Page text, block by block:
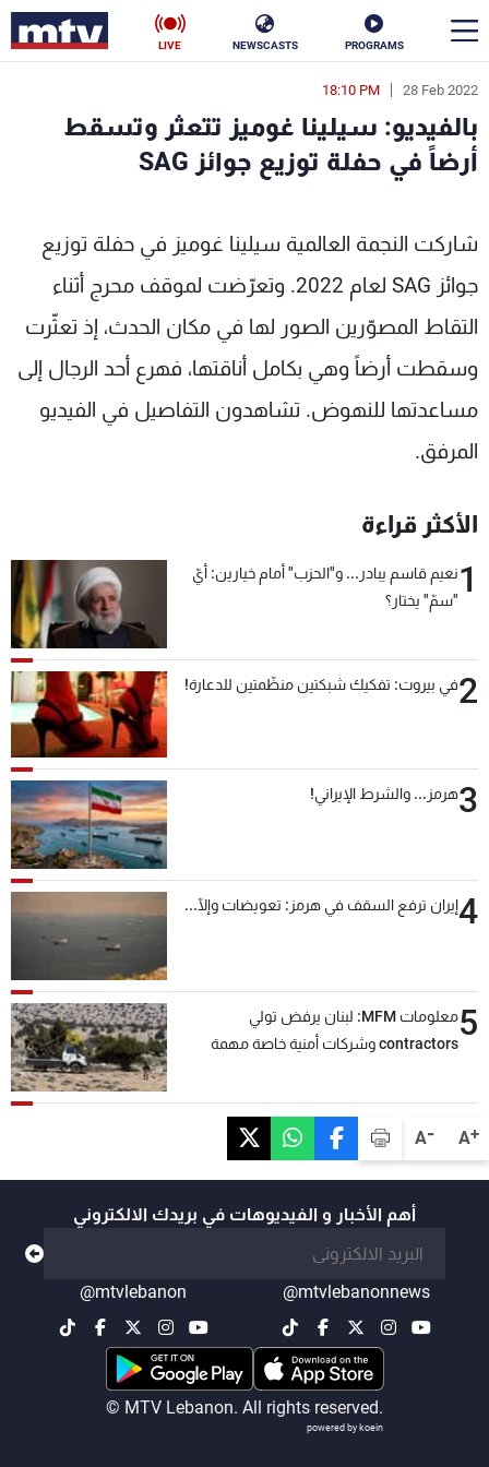
PROGRAMS
NEWSCASTS
LIVE
A+
A-
28 Feb 2022
18:10 PM
بالفيديو: سيلينا غوميز تتعثر وتسقط
أرضاً في حفلة توزيع جوائز SAG
شاركت النجمة العالمية سيلينا غوميز في حفلة توزيع
جوائز SAG لعام 2022. وتعرّضت لموقف محرج أثناء
التقاط المصوّرين الصور لها في مكان الحدث، إذ تعثّرت
وسقطت أرضاً وهي بكامل أناقتها، فهرع أحد الرجال إلى
مساعدتها للنهوض. تشاهدون التفاصيل في الفيديو
المرفق.
الأكثر قراءة
1نعيم قاسم يبادر... و"الحزب" أمام خيارين: أيّ
"سمّ" يختار؟
2في بيروت: تفكيك شبكتين منظّمتين للدعارة!
3هرمز... والشرط الإيراني!
4إيران ترفع السقف في هرمز: تعويضات وإلّا...
5
معلومات MFM: لبنان يرفض تولي
contractors وشركات أمنية خاصة مهمة
أهم الأخبار و الفيديوهات في بريدك الالكتروني
@mtvlebanonnews
@mtvlebanon
© MTV Lebanon. All rights reserved.
powered by koein
en
الأخبار
إقتصاد فن
منوعات
كأس العالم
البرامج
شاهد البرامج
الترددات
لاعلاناتكم
شروط الإسـتخدام
سياسة الخصوصية